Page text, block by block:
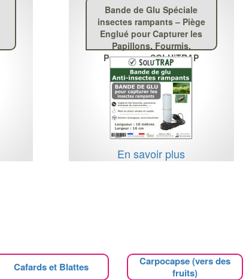
Bande de Glu Spéciale
insectes rampants – Piège
Englué pour Capturer les
Papillons, Fourmis,
Pucerons - SOLU’TRAP
En savoir plus
Cafards et Blattes
Carpocapse (vers des
fruits)